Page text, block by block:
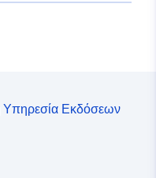
Υπηρεσία Εκδόσεων